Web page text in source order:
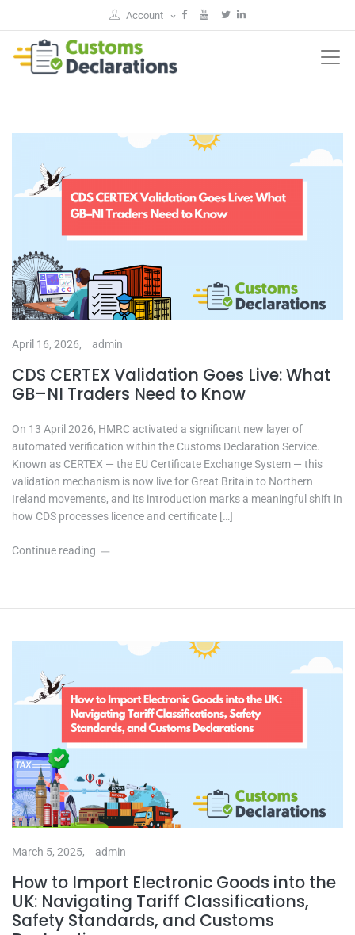
Account
April 16, 2026, admin
CDS CERTEX Validation Goes Live: What
GB–NI Traders Need to Know
On 13 April 2026, HMRC activated a significant new layer of
automated verification within the Customs Declaration Service.
Known as CERTEX — the EU Certificate Exchange System — this
validation mechanism is now live for Great Britain to Northern
Ireland movements, and its introduction marks a meaningful shift in
how CDS processes licence and certificate […]
Continue reading
March 5, 2025, admin
How to Import Electronic Goods into the
UK: Navigating Tariff Classifications,
Safety Standards, and Customs